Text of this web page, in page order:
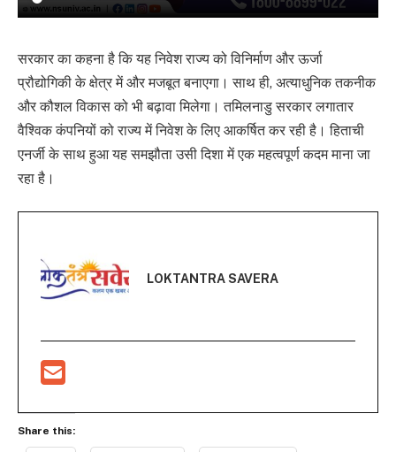
सरकार का कहना है कि यह निवेश राज्य को विनिर्माण और ऊर्जा
प्रौद्योगिकी के क्षेत्र में और मजबूत बनाएगा। साथ ही, अत्याधुनिक तकनीक
और कौशल विकास को भी बढ़ावा मिलेगा। तमिलनाडु सरकार लगातार
वैश्विक कंपनियों को राज्य में निवेश के लिए आकर्षित कर रही है। हिताची
एनर्जी के साथ हुआ यह समझौता उसी दिशा में एक महत्वपूर्ण कदम माना जा
रहा है।
LOKTANTRA SAVERA
Share this: